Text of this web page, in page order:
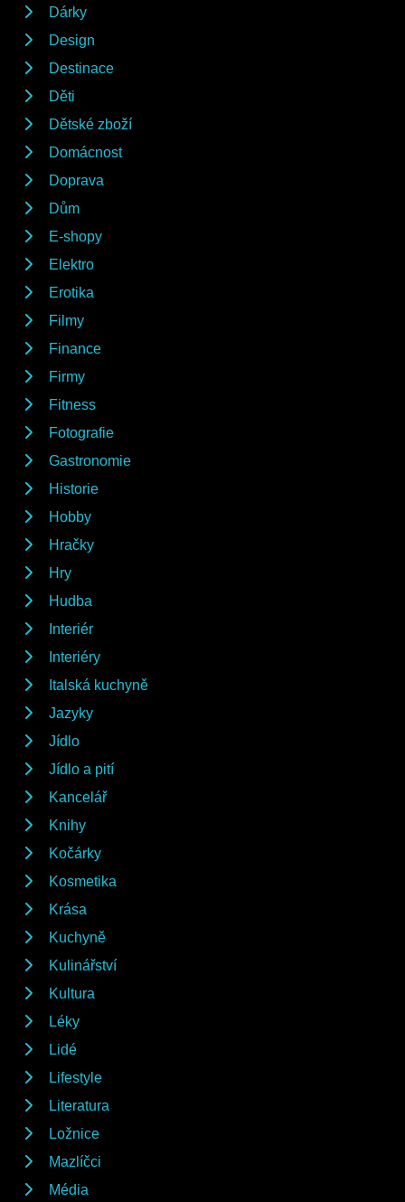
Dárky
Design
Destinace
Děti
Dětské zboží
Domácnost
Doprava
Dům
E-shopy
Elektro
Erotika
Filmy
Finance
Firmy
Fitness
Fotografie
Gastronomie
Historie
Hobby
Hračky
Hry
Hudba
Interiér
Interiéry
Italská kuchyně
Jazyky
Jídlo
Jídlo a pití
Kancelář
Knihy
Kočárky
Kosmetika
Krása
Kuchyně
Kulinářství
Kultura
Léky
Lidé
Lifestyle
Literatura
Ložnice
Mazlíčci
Média